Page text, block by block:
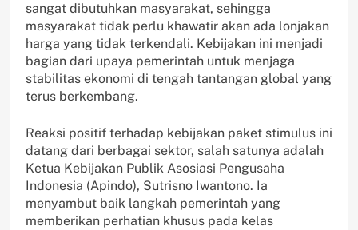
sangat dibutuhkan masyarakat, sehingga
masyarakat tidak perlu khawatir akan ada lonjakan
harga yang tidak terkendali. Kebijakan ini menjadi
bagian dari upaya pemerintah untuk menjaga
stabilitas ekonomi di tengah tantangan global yang
terus berkembang.
Reaksi positif terhadap kebijakan paket stimulus ini
datang dari berbagai sektor, salah satunya adalah
Ketua Kebijakan Publik Asosiasi Pengusaha
Indonesia (Apindo), Sutrisno Iwantono. Ia
menyambut baik langkah pemerintah yang
memberikan perhatian khusus pada kelas